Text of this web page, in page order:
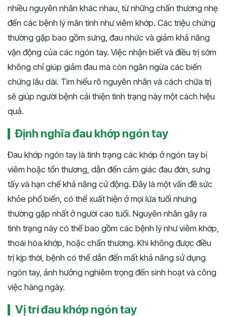
nhiều nguyên nhân khác nhau, từ những chấn thương nhẹ
đến các bệnh lý mãn tính như viêm khớp. Các triệu chứng
thường gặp bao gồm sưng, đau nhức và giảm khả năng
vận động của các ngón tay. Việc nhận biết và điều trị sớm
không chỉ giúp giảm đau mà còn ngăn ngừa các biến
chứng lâu dài. Tìm hiểu rõ nguyên nhân và cách chữa trị
sẽ giúp người bệnh cải thiện tình trạng này một cách hiệu
quả.
Định nghĩa đau khớp ngón tay
Đau khớp ngón tay là tình trạng các khớp ở ngón tay bị
viêm hoặc tổn thương, dẫn đến cảm giác đau đớn, sưng
tấy và hạn chế khả năng cử động. Đây là một vấn đề sức
khỏe phổ biến, có thể xuất hiện ở mọi lứa tuổi nhưng
thường gặp nhất ở người cao tuổi. Nguyên nhân gây ra
tình trạng này có thể bao gồm các bệnh lý như viêm khớp,
thoái hóa khớp, hoặc chấn thương. Khi không được điều
trị kịp thời, bệnh có thể dẫn đến mất khả năng sử dụng
ngón tay, ảnh hưởng nghiêm trọng đến sinh hoạt và công
việc hàng ngày.
Vị trí đau khớp ngón tay